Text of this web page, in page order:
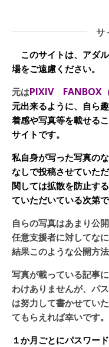
サ
このサイトは、アダ
場をご遠慮ください。
元はPIXIV FANBOX
元出来るように、自ら
着感や写真等を載せる
サイトです。
私自身が写った写真の
なしで投稿させていた
関しては拡散を防止す
ていただいている次第で
自らの写真はあまり公
任意支援者に対してな
結果このような公開方
写真が載っている記事
わけありませんが、パ
は努力して書かせてい
てもらえれば幸いです。
１か月ごとにパスワード